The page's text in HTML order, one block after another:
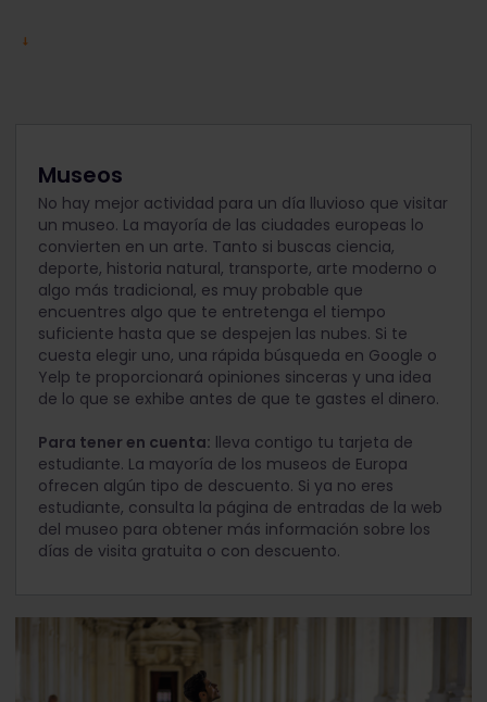
Museos
No hay mejor actividad para un día lluvioso que visitar
un museo. La mayoría de las ciudades europeas lo
convierten en un arte. Tanto si buscas ciencia,
deporte, historia natural, transporte, arte moderno o
algo más tradicional, es muy probable que
encuentres algo que te entretenga el tiempo
suficiente hasta que se despejen las nubes. Si te
cuesta elegir uno, una rápida búsqueda en Google o
Yelp te proporcionará opiniones sinceras y una idea
de lo que se exhibe antes de que te gastes el dinero.
Para tener en cuenta: lleva contigo tu tarjeta de
estudiante. La mayoría de los museos de Europa
ofrecen algún tipo de descuento. Si ya no eres
estudiante, consulta la página de entradas de la web
del museo para obtener más información sobre los
días de visita gratuita o con descuento.